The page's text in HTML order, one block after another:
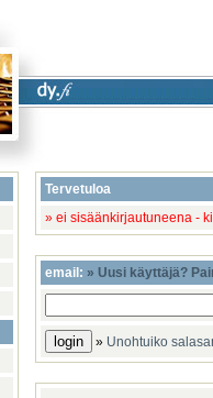
Tervetuloa
» ei sisäänkirjautuneena -
email: » Uusi käyttäjä?
» Unohtuiko